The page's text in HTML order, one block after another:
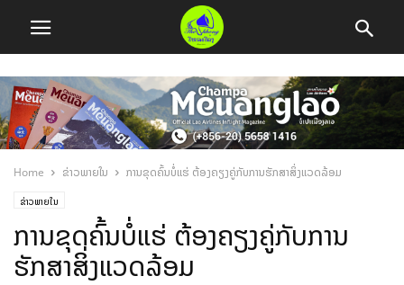
Home ຂ່າວພາຍໃນ ການຂຸດຄົ້ນບໍ່ແຮ່ ຕ້ອງຄຽງຄູ່ກັບການຮັກສາສິ່ງແວດລ້ອມ
ຂ່າວພາຍໃນ
ການຂຸດຄົ້ນບໍ່ແຮ່ ຕ້ອງຄຽງຄູ່ກັບການ
ຮັກສາສິ່ງແວດລ້ອມ